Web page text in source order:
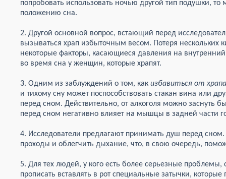
попробовать использовать ночью другой тип подушки,
положению сна.
2. Другой основной вопрос, встающий перед
вызываться храп избыточным весом. Потеря нескольких
некоторые факторы, касающиеся давления на
во время сна у женщин, которые храпят.
3. Одним из заблуждений о том, как избавиться от храпа
и тихому сну может поспособствовать стакан вина или
перед сном. Действительно, от алкоголя можно заснуть
перед сном негативно влияет на мышцы в задней части
4. Исследователи предлагают принимать душ перед
проходы и облегчить дыхание, что, в свою очередь,
5. Для тех людей, у кого есть более серьезные проблемы,
прописать вставлять в рот специальные затычки,